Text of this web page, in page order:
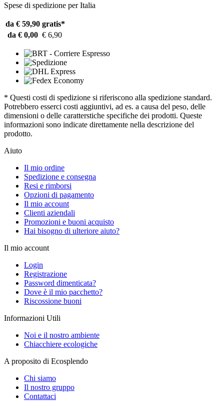
Spese di spedizione per Italia
da € 59,90 gratis*
da € 0,00 € 6,90
* Questi costi di spedizione si riferiscono alla spedizione standard.
Potrebbero esserci costi aggiuntivi, ad es. a causa del peso, delle
dimensioni o delle caratterstiche specifiche dei prodotti. Queste
informazioni sono indicate direttamente nella descrizione del
prodotto.
Aiuto
Il mio ordine
Spedizione e consegna
Resi e rimborsi
Opzioni di pagamento
Il mio account
Clienti aziendali
Promozioni e buoni acquisto
Hai bisogno di ulteriore aiuto?
Il mio account
Login
Registrazione
Password dimenticata?
Dove è il mio pacchetto?
Riscossione buoni
Informazioni Utili
Noi e il nostro ambiente
Chiacchiere ecologiche
A proposito di Ecosplendo
Chi siamo
Il nostro gruppo
Contattaci